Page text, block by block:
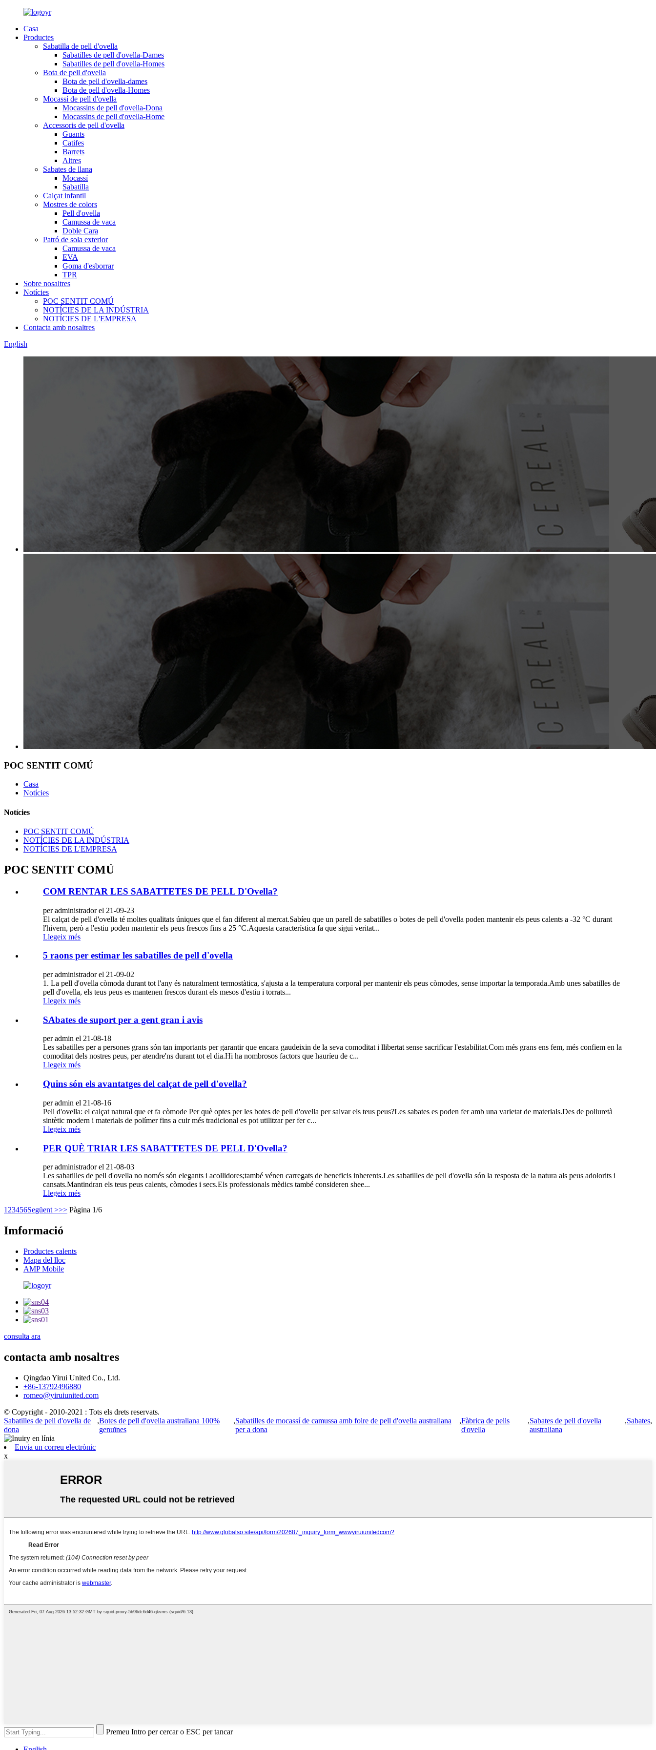
Casa
Productes
Sabatilla de pell d'ovella
Sabatilles de pell d'ovella-Dames
Sabatilles de pell d'ovella-Homes
Bota de pell d'ovella
Bota de pell d'ovella-dames
Bota de pell d'ovella-Homes
Mocassí de pell d'ovella
Mocassins de pell d'ovella-Dona
Mocassins de pell d'ovella-Home
Accessoris de pell d'ovella
Guants
Catifes
Barrets
Altres
Sabates de llana
Mocassí
Sabatilla
Calçat infantil
Mostres de colors
Pell d'ovella
Camussa de vaca
Doble Cara
Patró de sola exterior
Camussa de vaca
EVA
Goma d'esborrar
TPR
Sobre nosaltres
Notícies
POC SENTIT COMÚ
NOTÍCIES DE LA INDÚSTRIA
NOTÍCIES DE L'EMPRESA
Contacta amb nosaltres
English
POC SENTIT COMÚ
Casa
Notícies
Notícies
POC SENTIT COMÚ
NOTÍCIES DE LA INDÚSTRIA
NOTÍCIES DE L'EMPRESA
POC SENTIT COMÚ
COM RENTAR LES SABATTETES DE PELL D'Ovella?
per administrador el 21-09-23
El calçat de pell d'ovella té moltes qualitats úniques que el fan diferent al mercat.Sabíeu que un parell de sabatilles o botes de pell d'ovella poden mantenir els peus calents a -32 °C durant
l'hivern, però a l'estiu poden mantenir els peus frescos fins a 25 °C.Aquesta característica fa que sigui veritat...
Llegeix més
5 raons per estimar les sabatilles de pell d'ovella
per administrador el 21-09-02
1. La pell d'ovella còmoda durant tot l'any és naturalment termostàtica, s'ajusta a la temperatura corporal per mantenir els peus còmodes, sense importar la temporada.Amb unes sabatilles de
pell d'ovella, els teus peus es mantenen frescos durant els mesos d'estiu i torrats...
Llegeix més
SAbates de suport per a gent gran i avis
per admin el 21-08-18
Les sabatilles per a persones grans són tan importants per garantir que encara gaudeixin de la seva comoditat i llibertat sense sacrificar l'estabilitat.Com més grans ens fem, més confiem en la
comoditat dels nostres peus, per atendre'ns durant tot el dia.Hi ha nombrosos factors que hauríeu de c...
Llegeix més
Quins són els avantatges del calçat de pell d'ovella?
per admin el 21-08-16
Pell d'ovella: el calçat natural que et fa còmode Per què optes per les botes de pell d'ovella per salvar els teus peus?Les sabates es poden fer amb una varietat de materials.Des de poliuretà
sintètic modern i materials de polímer fins a cuir més tradicional es pot utilitzar per fer c...
Llegeix més
PER QUÈ TRIAR LES SABATTETES DE PELL D'Ovella?
per administrador el 21-08-03
Les sabatilles de pell d'ovella no només són elegants i acollidores;també vénen carregats de beneficis inherents.Les sabatilles de pell d'ovella són la resposta de la natura als peus adolorits i
cansats.Mantindran els teus peus calents, còmodes i secs.Els professionals mèdics també consideren shee...
Llegeix més
1 23456Següent >>> Pàgina 1/6
Imformació
Productes calents
Mapa del lloc
AMP Mobile
consulta ara
contacta amb nosaltres
Qingdao Yirui United Co., Ltd.
+86-13792496880
romeo@yiruiunited.com
© Copyright - 2010-2021 : Tots els drets reservats.
Sabatilles de pell d'ovella de
dona
,Botes de pell d'ovella australiana 100%
genuïnes
,Sabatilles de mocassí de camussa amb folre de pell d'ovella australiana
per a dona
,Fàbrica de pells
d'ovella
,Sabates de pell d'ovella
australiana
,Sabates,
Envia un correu electrònic
x
Premeu Intro per cercar o ESC per tancar